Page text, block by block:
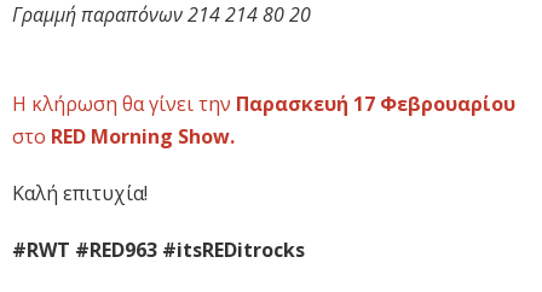
Γραμμή παραπόνων 214 214 80 20
Η κλήρωση θα γίνει την Παρασκευή 17 Φεβρουαρίου
στο RED Morning Show.
Καλή επιτυχία!
#RWT #RED963 #itsREDitrocks